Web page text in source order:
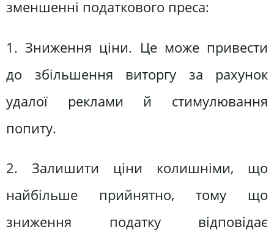
зменшенні податкового преса:
1. Зниження ціни. Це може привести
до збільшення виторгу за рахунок
удалої реклами й стимулювання
попиту.
2. Залишити ціни колишніми, що
найбільше прийнятно, тому що
зниження податку відповідає